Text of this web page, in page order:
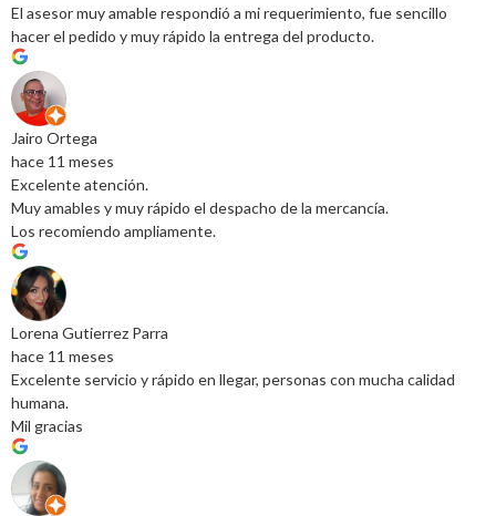
El asesor muy amable respondió a mi requerimiento, fue sencillo
hacer el pedido y muy rápido la entrega del producto.
Jairo Ortega
hace 11 meses
Excelente atención.
Muy amables y muy rápido el despacho de la mercancía.
Los recomiendo ampliamente.
Lorena Gutierrez Parra
hace 11 meses
Excelente servicio y rápido en llegar, personas con mucha calidad
humana.
Mil gracias